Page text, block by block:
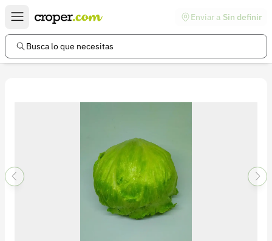
Enviar a Sin definir
Busca lo que necesitas
Enlaces de interés
Preguntas frecuentes
Política de devoluciones
Política de privacidad